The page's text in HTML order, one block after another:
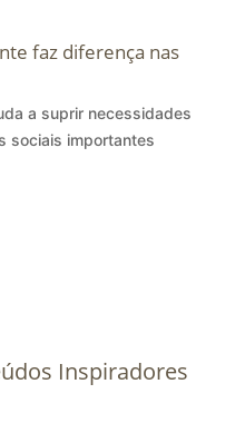
faz diferença nas
a suprir necessidades
sociais importantes
Inspiradores